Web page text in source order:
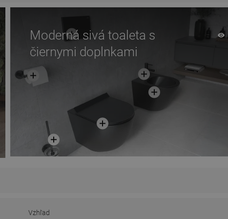
Moderná sivá toaleta s
čiernymi doplnkami
Vzhľad